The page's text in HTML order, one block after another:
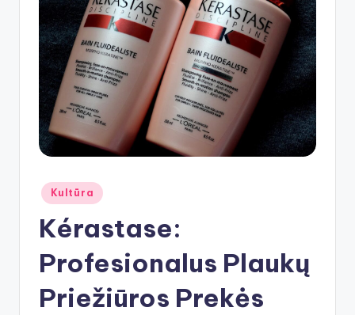
Posted
in
Kultūra
Kérastase:
Profesionalus Plaukų
Priežiūros Prekės